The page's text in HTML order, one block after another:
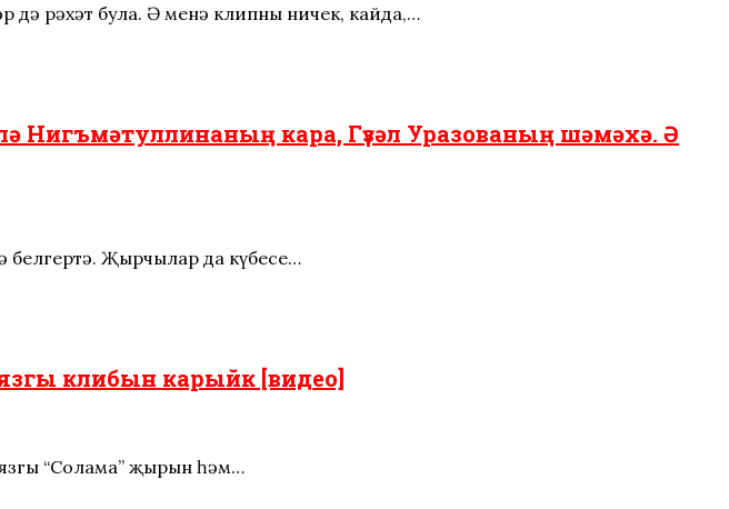
дә рәхәт була. Ә менә клипны ничек, кайда,…
кара, Гүзәл Уразованың шәмәхә. Ә
белгертә. Җырчылар да күбесе…
клибын карыйк [видео]
“Соңлама” җырын һәм…